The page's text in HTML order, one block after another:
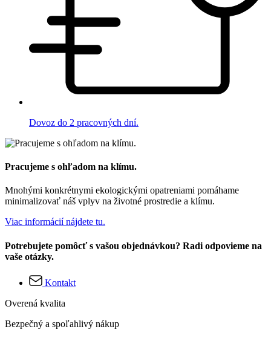
Dovoz do 2 pracovných dní.
Pracujeme s ohľadom na klímu.
Mnohými konkrétnymi ekologickými opatreniami pomáhame
minimalizovať náš vplyv na životné prostredie a klímu.
Viac informácií nájdete tu.
Potrebujete pomôcť s vašou objednávkou? Radi odpovieme na
vaše otázky.
Kontakt
Overená kvalita
Bezpečný a spoľahlivý nákup